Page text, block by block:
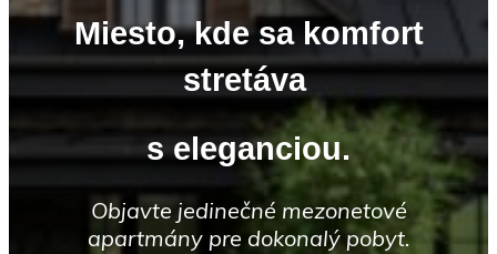
Miesto, kde sa komfort
stretáva
s eleganciou.
Objavte jedinečné mezonetové
apartmány pre dokonalý pobyt.